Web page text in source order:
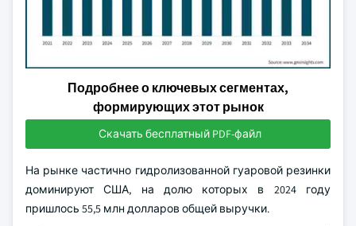
Подробнее о ключевых сегментах,
формирующих этот рынок
Скачать бесплатный PDF-файл
На рынке частично гидролизованной гуаровой резинки
доминируют США, на долю которых в 2024 году
пришлось 55,5 млн долларов общей выручки.